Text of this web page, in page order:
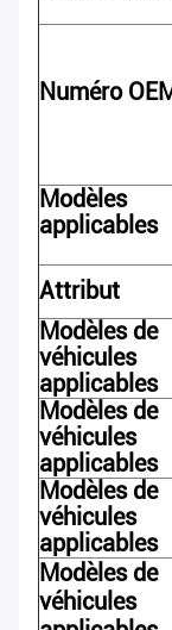
Numéro
Modèles
applicables
Attribut
Modèles de
véhicules
applicables
Modèles de
véhicules
applicables
Modèles de
véhicules
applicables
Modèles de
véhicules